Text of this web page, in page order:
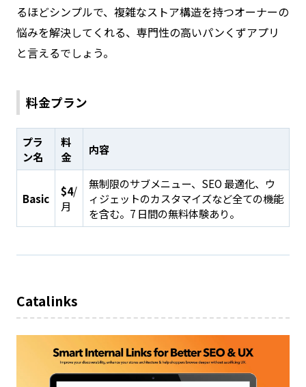
るほどシンプルで、複雑なストア構造を持つオーナーの
悩みを解決してくれる、専門性の高いパンくずアプリ
と言えるでしょう。
料金プラン
プラ
ン名
料
金
内容
Basic $4/
月
無制限のサブメニュー、SEO 最適化、ウ
ィジェットのカスタマイズなど全ての機能
を含む。7 日間の無料体験あり。
Catalinks